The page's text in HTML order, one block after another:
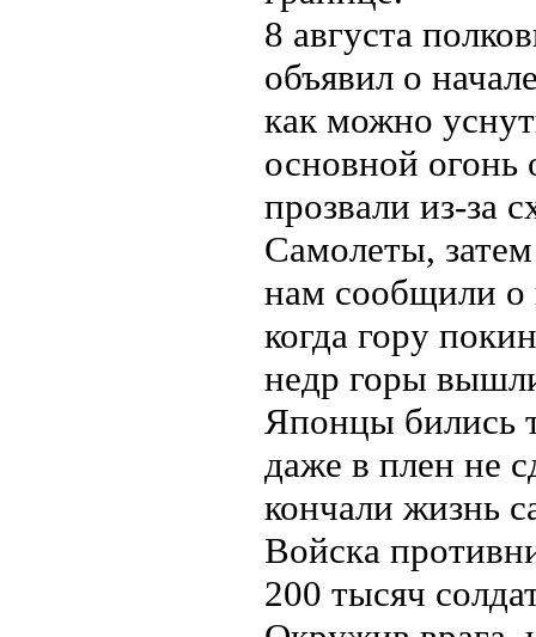
8 августа
объявил о
как можно
основной
прозвали из-за
Самолеты,
нам сообщили о
когда гору
недр горы
Японцы бились
даже в плен не
кончали жизнь
Войска
200 тысяч